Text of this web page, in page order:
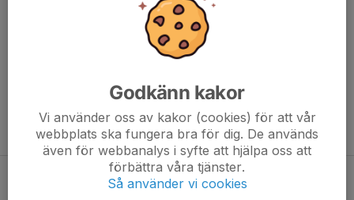
Tidigare nyheter
Anmälan till höstens badmintonaktiviteter
Igår, 09:29 0
Godkänn kakor
Vi använder oss av kakor (cookies) för att vår
webbplats ska fungera bra för dig. De används
även för webbanalys i syfte att hjälpa oss att
förbättra våra tjänster.
Så använder vi cookies